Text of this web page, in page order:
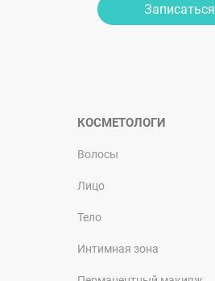
Записаться
КОСМЕТОЛОГИ
Волосы
Лицо
Тело
Интимная зона